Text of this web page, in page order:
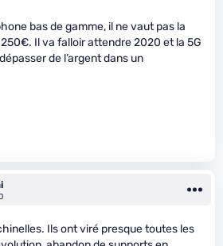
bas de gamme, il ne vaut pas la
Il va falloir attendre 2020 et la 5G
de l’argent dans un
Ils ont viré presque toutes les